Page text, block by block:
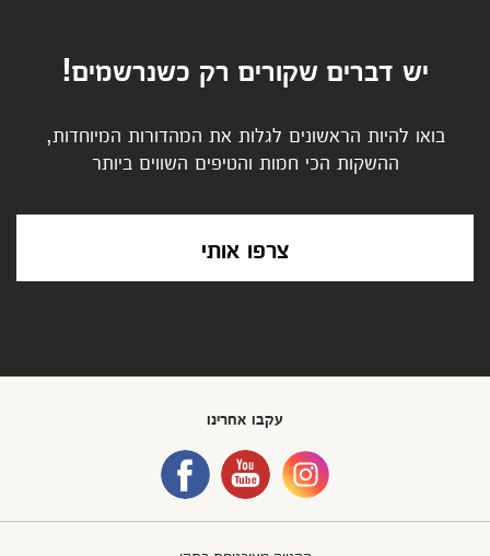
יש דברים שקורים רק כשנרשמים!
בואו להיות הראשונים לגלות את המהדורות המיוחדות,
ההשקות הכי חמות והטיפים השווים ביותר
צרפו אותי
עקבו אחרינו